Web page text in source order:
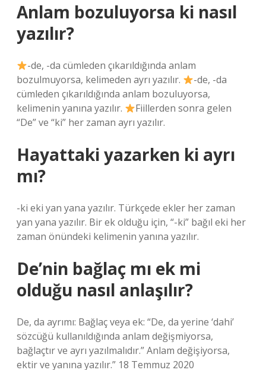
Anlam bozuluyorsa ki nasıl
yazılır?
-de, -da cümleden çıkarıldığında anlam
bozulmuyorsa, kelimeden ayrı yazılır.
-de, -da
cümleden çıkarıldığında anlam bozuluyorsa,
kelimenin yanına yazılır.
Fiillerden sonra gelen
“De” ve “ki” her zaman ayrı yazılır.
Hayattaki yazarken ki ayrı
mı?
-ki eki yan yana yazılır. Türkçede ekler her zaman
yan yana yazılır. Bir ek olduğu için, “-ki” bağıl eki her
zaman önündeki kelimenin yanına yazılır.
De’nin bağlaç mı ek mi
olduğu nasıl anlaşılır?
De, da ayrımı: Bağlaç veya ek: “De, da yerine ‘dahi’
sözcüğü kullanıldığında anlam değişmiyorsa,
bağlaçtır ve ayrı yazılmalıdır.” Anlam değişiyorsa,
ektir ve yanına yazılır.” 18 Temmuz 2020